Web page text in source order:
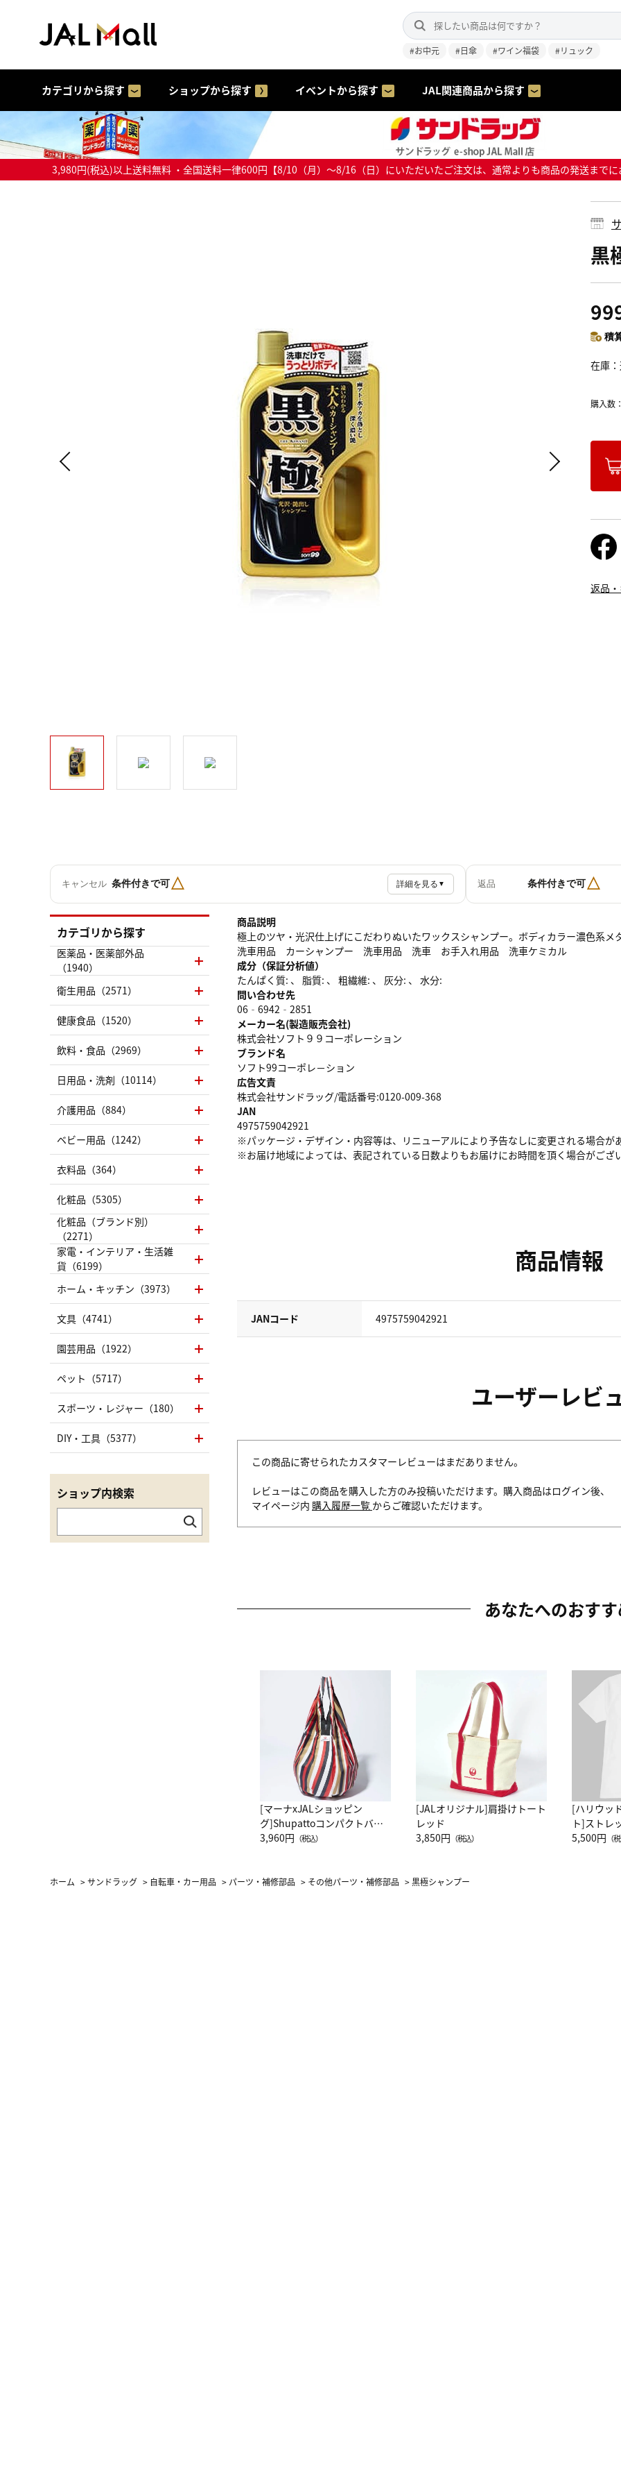
#お中元 #日傘 #ワイン福袋 #リュック
カテゴリから探す ショップから探す イベントから探す JAL関連商品から探す
3,980円(税込)以上送料無料 ・全国送料一律600円【8/10（月）～8/16（日）にいただいたご注文は、通常よりも商品の発送まで
黒
積
在庫
購入数
返品
キャンセル 条件付きで可△ 詳細を見る ▼ 返品 条件付きで可△
商品説明
極上のツヤ・光沢仕上げにこだわりぬいたワックスシャンプー。ボディカラー濃色系メ
洗車用品 カーシャンプー 洗車用品 洗車 お手入れ用品 洗車ケミカル
成分（保証分析値）
たんぱく質: 、 脂質: 、 粗繊維: 、 灰分: 、 水分:
問い合わせ先
06‐6942‐2851
メーカー名(製造販売会社)
株式会社ソフト９９コーポレーション
ブランド名
ソフト99コーポレ－ション
広告文責
株式会社サンドラッグ/電話番号:0120-009-368
JAN
4975759042921
※パッケージ・デザイン・内容等は、リニューアルにより予告なしに変更される場合が
※お届け地域によっては、表記されている日数よりもお届けにお時間を頂く場合がござ
商品情報
JANコード 4975759042921
ユーザーレビ
この商品に寄せられたカスタマーレビューはまだありません。
レビューはこの商品を購入した方のみ投稿いただけます。購入商品はログイン後、
マイページ内 購入履歴一覧 からご確認いただけます。
あなたへのおす
[マーナxJALショッピン
グ]Shupattoコンパクトバッ
グ Drop JAL客室乗務員
3,960円 （税込）
[JALオリジナル]肩掛けトート
レッド
3,850円 （税込）
[ハリウッ
ト]ストレ
ーネック
5,500円 （
カテゴリから探す
医薬品・医薬部外品
（1940）
衛生用品（2571）
健康食品（1520）
飲料・食品（2969）
日用品・洗剤（10114）
介護用品（884）
ベビー用品（1242）
衣料品（364）
化粧品（5305）
化粧品（ブランド別）
（2271）
家電・インテリア・生活雑
貨（6199）
ホーム・キッチン（3973）
文具（4741）
園芸用品（1922）
ペット（5717）
スポーツ・レジャー（180）
DIY・工具（5377）
ショップ内検索
ホーム >サンドラッグ > 自転車・カー用品 > パーツ・補修部品 > その他パーツ・補修部品 >黒極シャンプー